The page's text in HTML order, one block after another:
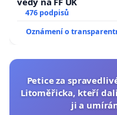
476 podpisů
Oznámení o
Petice za
Litoměřicka, kteří
ji a